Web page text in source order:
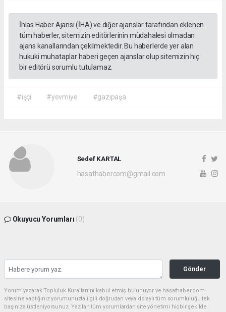
İhlas Haber Ajansı (İHA) ve diğer ajanslar tarafından eklenen
tüm haberler, sitemizin editörlerinin müdahalesi olmadan
ajans kanallarından çekilmektedir. Bu haberlerde yer alan
hukuki muhataplar haberi geçen ajanslar olup sitemizin hiç
bir editörü sorumlu tutulamaz.
#işçi #yevmiye #gazipaşa
Sedef KARTAL
hasathabercom@gmail.com
Okuyucu Yorumları (0)
Gönder
Yorum yazarak Topluluk Kuralları’nı kabul etmiş bulunuyor ve hasathaber.com
sitesine yaptığınız yorumunuzla ilgili doğrudan veya dolaylı tüm sorumluluğu tek
başınıza üstleniyorsunuz. Yazılan tüm yorumlardan site yönetimi hiçbir şekilde